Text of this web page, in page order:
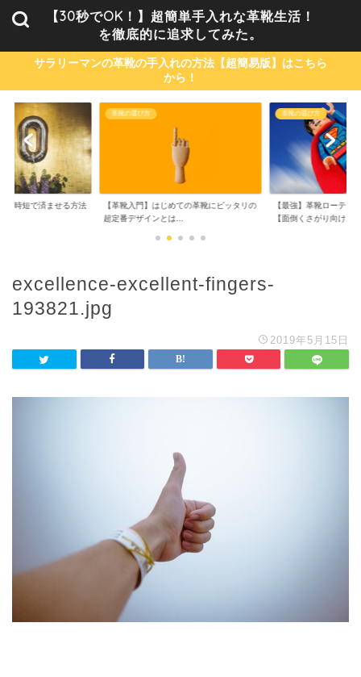
【30秒でOK！】超簡単手入れな革靴生活！
を徹底的に追求してみた。
サラリーマンの革靴の手入れの方法【超簡易版】はこちら
から！
・時短で済ませる方法
革靴の選び方
【革靴入門】はじめての革靴にピッタリの
超定番デザインとは...
革靴の選び方
【最強】革靴ローテー
【面倒くさがり向け...
excellence-excellent-fingers-
193821.jpg
2019年5月15日